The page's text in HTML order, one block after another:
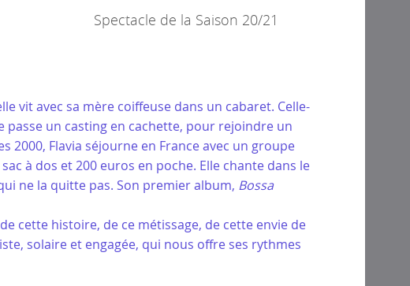
Spectacle de la Saison 20/21
vit avec sa mère coiffeuse dans un cabaret. Celle-
passe un casting en cachette, pour rejoindre un
2000, Flavia séjourne en France avec un groupe
à dos et 200 euros en poche. Elle chante dans le
ne la quitte pas. Son premier album, Bossa
cette histoire, de ce métissage, de cette envie de
solaire et engagée, qui nous offre ses rythmes